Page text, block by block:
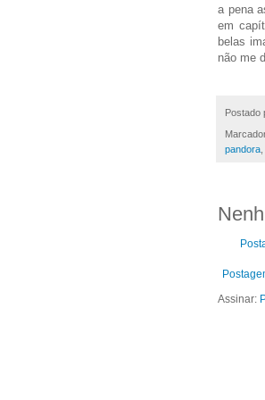
a pena
em
belas
não me
Postado
pandora,
Assinar: